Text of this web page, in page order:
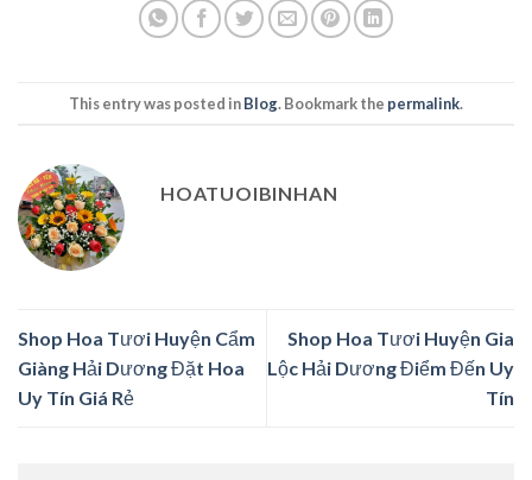
This entry was posted inBlog. Bookmark the permalink.
HOATUOIBINHAN
Shop Hoa Tươi Huyện Cẩm
Giàng Hải Dương Đặt Hoa
Uy Tín Giá Rẻ
Shop Hoa Tươi Huyện Gia
Lộc Hải Dương Điểm Đến Uy
Tín